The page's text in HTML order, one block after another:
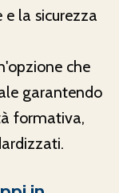
la sicurezza
che
garantendo
formativa,